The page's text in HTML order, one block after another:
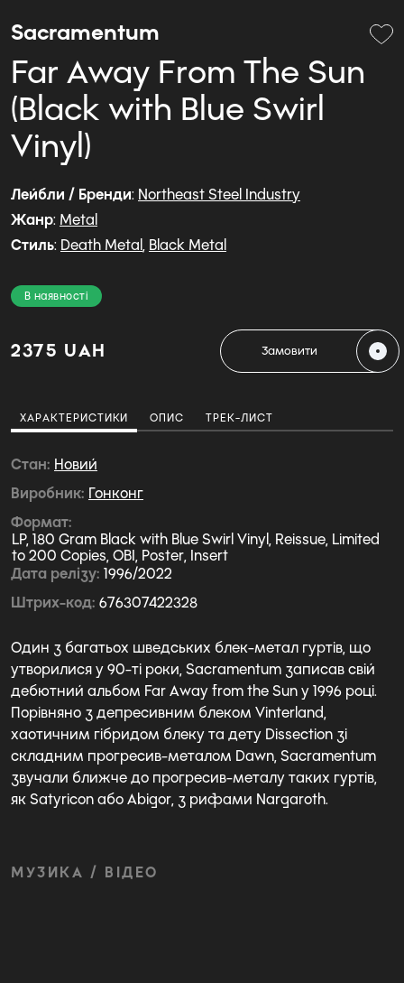
Sacramentum
Far Away From The Sun
(Black with Blue Swirl
Vinyl)
Лейбли / Бренди: Northeast Steel Industry
Жанр: Metal
Стиль: Death Metal , Black Metal
В наявності
2375 UAH Замовити
ХАРАКТЕРИСТИКИ ОПИС ТРЕК-ЛИСТ
Стан Новий
Виробник Гонконг
Формат
LP, 180 Gram Black with Blue Swirl Vinyl, Reissue, Limited
to 200 Copies, OBI, Poster, Insert
Дата релізу 1996/2022
Штрих-код 676307422328
Один з багатьох шведських блек-метал гуртів, що
утворилися у 90-ті роки, Sacramentum записав свій
дебютний альбом Far Away from the Sun у 1996 році.
Порівняно з депресивним блеком Vinterland,
хаотичним гібридом блеку та дету Dissection зі
складним прогресив-металом Dawn, Sacramentum
звучали ближче до прогресив-металу таких гуртів,
як Satyricon або Abigor, з рифами Nargaroth.
МУЗИКА / ВІДЕО